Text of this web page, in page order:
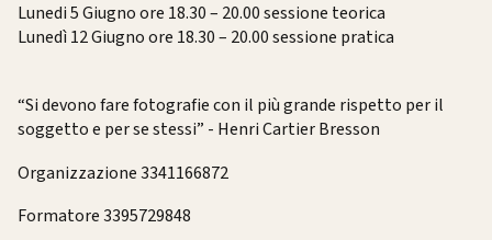
Lunedi 5 Giugno ore 18.30 – 20.00 sessione teorica
Lunedì 12 Giugno ore 18.30 – 20.00 sessione pratica
“Si devono fare fotografie con il più grande rispetto per il
soggetto e per se stessi” - Henri Cartier Bresson
Organizzazione 3341166872
Formatore 3395729848